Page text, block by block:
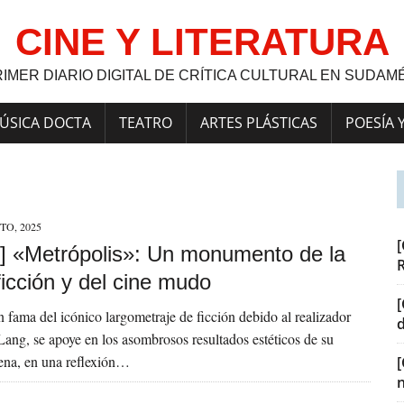
CINE Y LITERATURA
DIARIO DIGITAL DE CRÍTICA CULTURAL EN
DOCTA TEATRO ARTES PLÁSTICAS POESÍA
2025
«Metrópolis»: Un monumento de la
y del cine mudo
fama del icónico largometraje de ficción debido al realizador
se apoye en los asombrosos resultados estéticos de su
en una reflexión…